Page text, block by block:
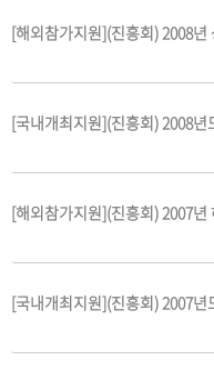
[해외참가지원](진흥회) 2008
[국내개최지원](진흥회) 2008
[해외참가지원](진흥회) 2007
[국내개최지원](진흥회) 2007